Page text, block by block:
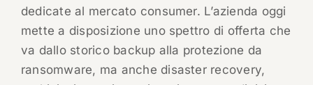
dedicate al mercato consumer. L’azienda oggi
mette a disposizione uno spettro di offerta che
va dallo storico backup alla protezione da
ransomware, ma anche disaster recovery,